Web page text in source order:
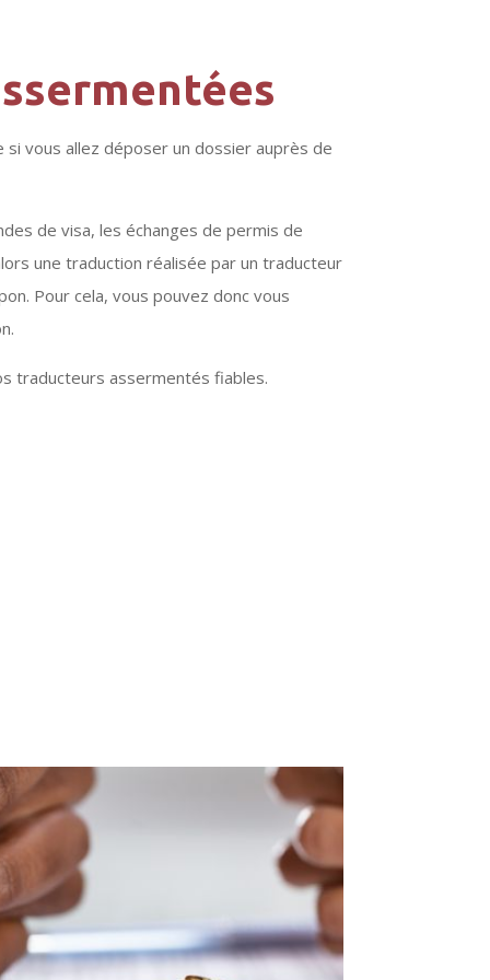
vous allez déposer un dossier auprès de
de visa, les échanges de permis de
une traduction réalisée par un traducteur
Pour cela, vous pouvez donc vous
traducteurs assermentés fiables.